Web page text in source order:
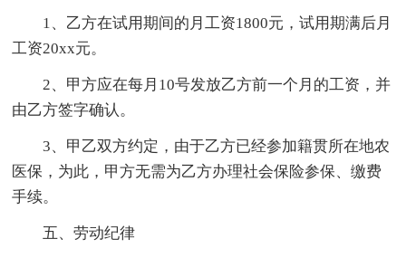
1、乙方在试用期间的月工资1800元，试用期满后月
工资20xx元。
2、甲方应在每月10号发放乙方前一个月的工资，并
由乙方签字确认。
3、甲乙双方约定，由于乙方已经参加籍贯所在地农
医保，为此，甲方无需为乙方办理社会保险参保、缴费
手续。
五、劳动纪律